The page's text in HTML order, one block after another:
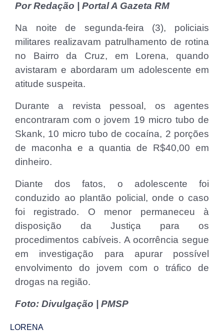
Por Redação | Portal A Gazeta RM
Na noite de segunda-feira (3), policiais
militares realizavam patrulhamento de rotina
no Bairro da Cruz, em Lorena, quando
avistaram e abordaram um adolescente em
atitude suspeita.
Durante a revista pessoal, os agentes
encontraram com o jovem 19 micro tubo de
Skank, 10 micro tubo de cocaína, 2 porções
de maconha e a quantia de R$40,00 em
dinheiro.
Diante dos fatos, o adolescente foi
conduzido ao plantão policial, onde o caso
foi registrado. O menor permaneceu à
disposição da Justiça para os
procedimentos cabíveis. A ocorrência segue
em investigação para apurar possível
envolvimento do jovem com o tráfico de
drogas na região.
Foto: Divulgação | PMSP
LORENA